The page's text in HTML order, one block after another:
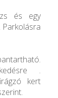
és egy
Parkolásra
.
kert